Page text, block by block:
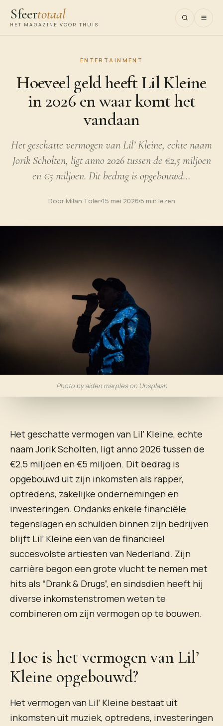
Sfeertotaal
HET MAGAZINE VOOR THUIS
ENTERTAINMENT
Hoeveel geld heeft Lil Kleine
in 2026 en waar komt het
vandaan
Het geschatte vermogen van Lil’ Kleine, echte naam
Jorik Scholten, ligt anno 2026 tussen de €2,5 miljoen
en €5 miljoen. Dit bedrag is opgebouwd…
Door Milan Toler15 mei 20265 min lezen
Photo by aiden marples on Unsplash
Het geschatte vermogen van Lil’ Kleine, echte
naam Jorik Scholten, ligt anno 2026 tussen de
€2,5 miljoen en €5 miljoen. Dit bedrag is
opgebouwd uit zijn inkomsten als rapper,
optredens, zakelijke ondernemingen en
investeringen. Ondanks enkele financiële
tegenslagen en schulden binnen zijn bedrijven
blijft Lil’ Kleine een van de financieel
succesvolste artiesten van Nederland. Zijn
carrière begon een grote vlucht te nemen met
hits als “Drank & Drugs”, en sindsdien heeft hij
diverse inkomstenstromen weten te
combineren om zijn vermogen op te bouwen.
Hoe is het vermogen van Lil’
Kleine opgebouwd?
Het vermogen van Lil’ Kleine bestaat uit
inkomsten uit muziek, optredens, investeringen